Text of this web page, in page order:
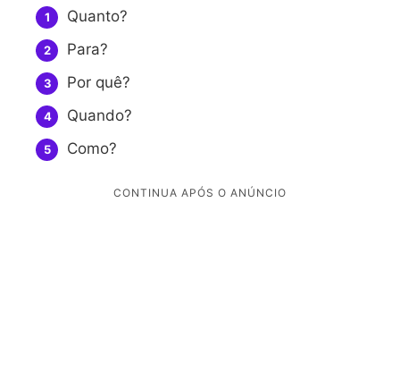
Quanto?
Para?
Por quê?
Quando?
Como?